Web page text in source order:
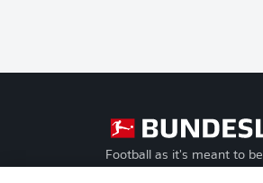
Football as it's meant to be